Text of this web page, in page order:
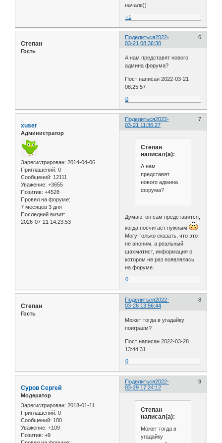
начале))
+1
Поделиться 6
2022-
03-21 08:36:30
Степан
Гость
А нам представят нового
админа форума?
Пост написан 2022-03-21
08:25:57
0
Поделиться 7
2022-
03-21 11:36:27
xuser
Администратор
Зарегистрирован: 2014-04-06
Приглашений: 0
Сообщений: 12111
Уважение: +3655
Позитив: +4528
Провел на форуме:
7 месяцев 3 дня
Последний визит:
2026-07-21 14:23:53
Степан
написал(а):
А нам
представят
нового админа
форума?
Думаю, он сам представится,
когда посчитает нужным
Могу только сказать, что это
не аноним, а реальный
шахматист, информация о
котором не раз появлялась
на форуме.
0
Поделиться 8
2022-
03-28 13:56:44
Степан
Гость
Может тогда в угадайку
поиграем?
Пост написан 2022-03-28
13:44:31
0
Поделиться 9
2022-
03-29 17:24:12
Cуров Сергей
Модератор
Зарегистрирован: 2018-01-11
Приглашений: 0
Сообщений: 180
Уважение: +109
Позитив: +9
Степан
написал(а):
Может тогда в
угадайку